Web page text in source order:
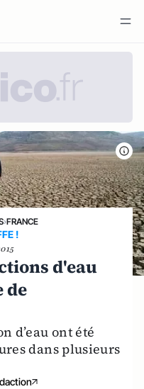
›FRANCE
!
d'eau
de
d’eau ont été
dans plusieurs